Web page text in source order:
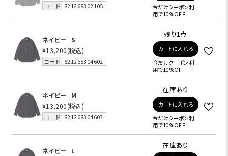
コード 821268302105
今だけクーポン利
用で10%OFF
ネイビー
S
¥13,200(税込)
コード 821268304602
残り1点
カートに入れる
今だけクーポン利
用で10%OFF
ネイビー
M
¥13,200(税込)
コード 821268304603
在庫あり
カートに入れる
今だけクーポン利
用で10%OFF
ネイビー
L
在庫あり